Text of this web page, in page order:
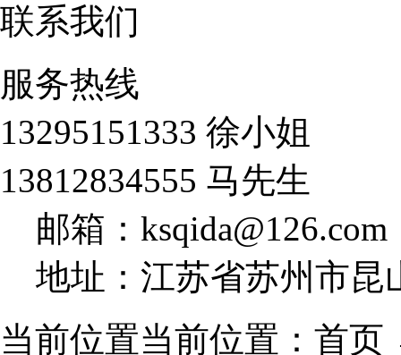
联系我们
服务热线
13295151333 徐小姐
13812834555 马先生
邮箱：ksqida@126.com
地址：江苏省苏州市昆
当前位置当前位置：首